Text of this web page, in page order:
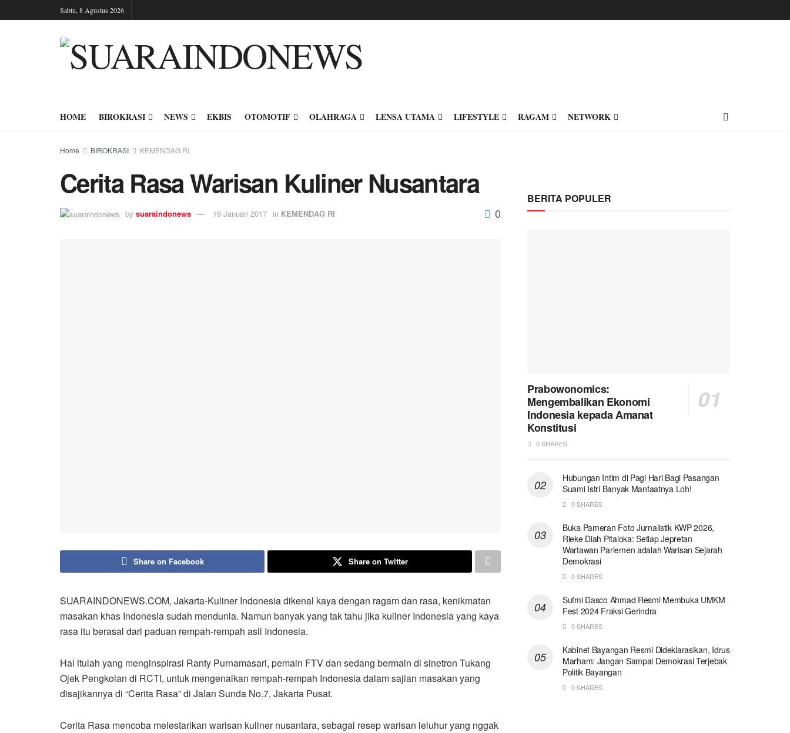
Sabtu, 8 Agustus 2026
HOME BIROKRASI NEWS EKBIS OTOMOTIF OLAHRAGA LENSA UTAMA LIFESTYLE RAGAM NETWORK
Home BIROKRASI KEMENDAG RI
Cerita Rasa Warisan Kuliner Nusantara
by suaraindonews 19 Januari 2017 in KEMENDAG RI 0
Share on Facebook Share on Twitter
SUARAINDONEWS.COM, Jakarta-Kuliner Indonesia dikenal kaya dengan ragam dan rasa, kenikmatan
masakan khas Indonesia sudah mendunia. Namun banyak yang tak tahu jika kuliner Indonesia yang kaya
rasa itu berasal dari paduan rempah-rempah asli Indonesia.
Hal itulah yang menginspirasi Ranty Purnamasari, pemain FTV dan sedang bermain di sinetron Tukang
Ojek Pengkolan di RCTI, untuk mengenalkan rempah-rempah Indonesia dalam sajian masakan yang
disajikannya di “Cerita Rasa” di Jalan Sunda No.7, Jakarta Pusat.
Cerita Rasa mencoba melestarikan warisan kuliner nusantara, sebagai resep warisan leluhur yang nggak
BERITA POPULER
Prabowonomics:
Mengembalikan Ekonomi
Indonesia kepada Amanat
Konstitusi
0 SHARES
Hubungan Intim di Pagi Hari Bagi Pasangan
Suami Istri Banyak Manfaatnya Loh!
0 SHARES
Buka Pameran Foto Jurnalistik KWP 2026,
Rieke Diah Pitaloka: Setiap Jepretan
Wartawan Parlemen adalah Warisan Sejarah
Demokrasi
0 SHARES
Sufmi Dasco Ahmad Resmi Membuka UMKM
Fest 2024 Fraksi Gerindra
0 SHARES
Kabinet Bayangan Resmi Dideklarasikan, Idrus
Marham: Jangan Sampai Demokrasi Terjebak
Politik Bayangan
0 SHARES